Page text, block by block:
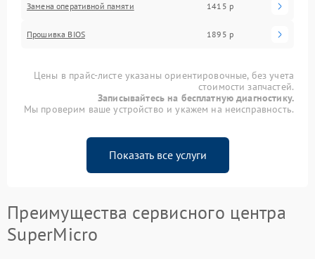
Замена оперативной памяти 1415 р
Прошивка BIOS 1895 р
Цены в прайс-листе указаны ориентировочные, без учета
стоимости запчастей.
Записывайтесь на бесплатную диагностику.
Мы проверим ваше устройство и укажем на неисправность.
Показать все услуги
Преимущества сервисного центра
SuperMicro